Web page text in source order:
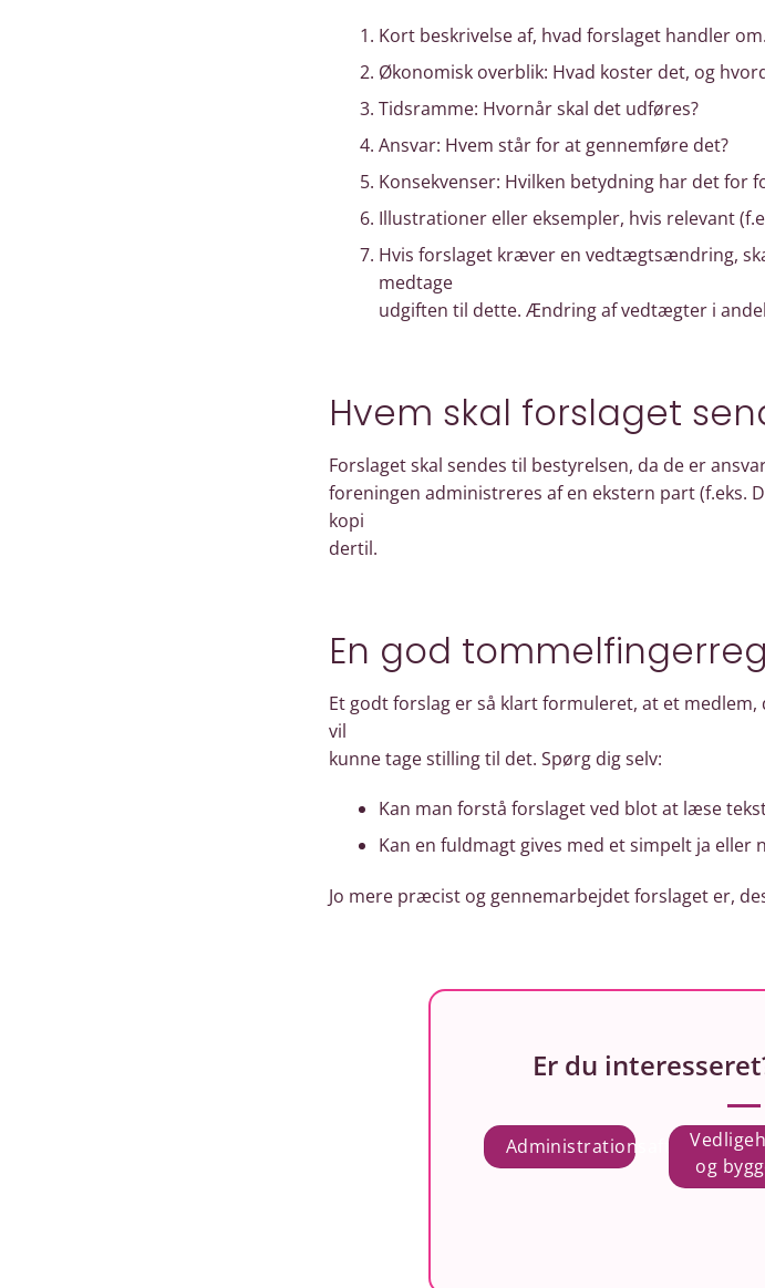
Kort beskrivelse af, hvad forslaget handler om.
Økonomisk overblik: Hvad koster det, og
Tidsramme: Hvornår skal det udføres?
Ansvar: Hvem står for at gennemføre det?
Konsekvenser: Hvilken betydning har det for
Illustrationer eller eksempler, hvis relevant
Hvis forslaget kræver en vedtægtsændring,
medtage
udgiften til dette. Ændring af vedtægter i
Hvem skal forslaget
Forslaget skal sendes til bestyrelsen, da de er
foreningen administreres af en ekstern part (f.eks.
kopi
dertil.
En god
Et godt forslag er så klart formuleret, at et
vil
kunne tage stilling til det. Spørg dig selv:
Kan man forstå forslaget ved blot at læse
Kan en fuldmagt gives med et simpelt ja eller
Jo mere præcist og gennemarbejdet forslaget er,
Er du
Administrationsaftale
og